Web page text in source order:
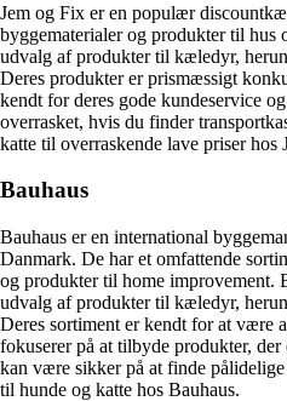
Jem og Fix er en populær
byggematerialer og produkter til hus
udvalg af produkter til kæledyr,
Deres produkter er prismæssigt
kendt for deres gode kundeservice
overrasket, hvis du finder
katte til overraskende lave priser hos
Bauhaus
Bauhaus er en international
Danmark. De har et omfattende
og produkter til home improvement.
udvalg af produkter til kæledyr,
Deres sortiment er kendt for at være
fokuserer på at tilbyde produkter,
kan være sikker på at finde
til hunde og katte hos Bauhaus.